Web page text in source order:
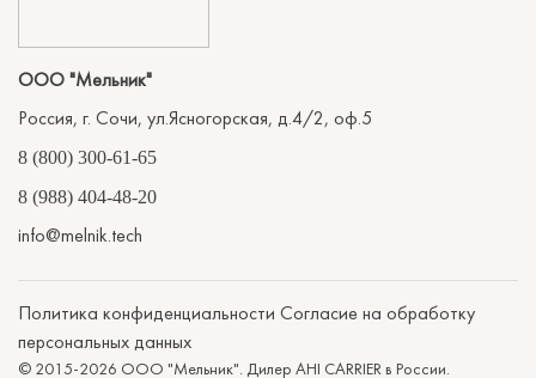
ООО "Мельник"
Россия, г. Сочи, ул.Ясногорская, д.4/2, оф.5
8 (800) 300-61-65
8 (988) 404-48-20
info@melnik.tech
© 2015-2026 ООО "Мельник". Дилер AHI CARRIER в России.
Политика конфиденциальности Согласие на обработку
персональных данных